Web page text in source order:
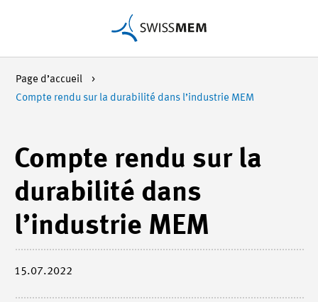
Page d’accueil
Compte rendu sur la durabilité dans l’industrie MEM
Compte rendu sur la
durabilité dans
l’industrie MEM
15.07.2022